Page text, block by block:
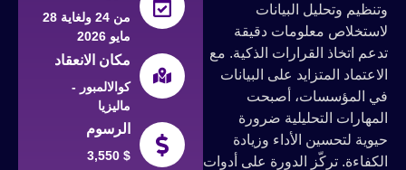
وتنظيم وتحليل البيانات
لاستخلاص معلومات دقيقة
تدعم اتخاذ القرارات الذكية. مع
الاعتماد المتزايد على البيانات
في المؤسسات، أصبحت
المهارات التحليلية ضرورة
حيوية لتحسين الأداء وزيادة
الكفاءة. تركّز الدورة على أدوات
من 24 ولغاية 28
مايو 2026
مكان الانعقاد
كوالالمبور -
ماليزيا
الرسوم
3,550 $